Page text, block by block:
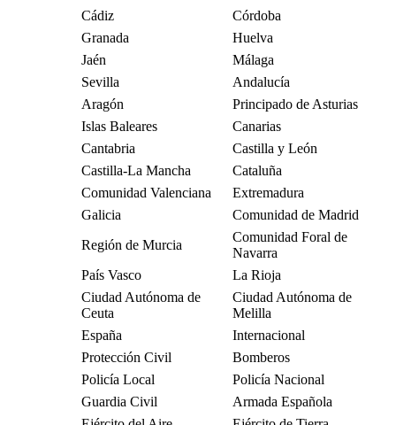
Cádiz
Córdoba
Granada
Huelva
Jaén
Málaga
Sevilla
Andalucía
Aragón
Principado de Asturias
Islas Baleares
Canarias
Cantabria
Castilla y León
Castilla-La Mancha
Cataluña
Comunidad Valenciana
Extremadura
Galicia
Comunidad de Madrid
Región de Murcia
Comunidad Foral de
Navarra
País Vasco
La Rioja
Ciudad Autónoma de
Ceuta
Ciudad Autónoma de
Melilla
España
Internacional
Protección Civil
Bomberos
Policía Local
Policía Nacional
Guardia Civil
Armada Española